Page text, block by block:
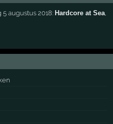
augustus 2018: Hardcore at Sea,